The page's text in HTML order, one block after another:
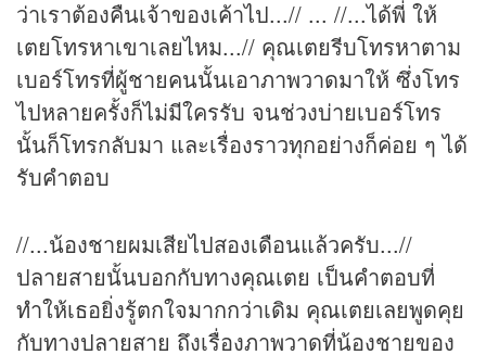
ว่าเราต้องคืนเจ้าของเค้าไป...// ... //...ได้พี่ ให้
เตยโทรหาเขาเลยไหม...// คุณเตยรีบโทรหาตาม
เบอร์โทรที่ผู้ชายคนนั้นเอาภาพวาดมาให้ ซึ่งโทร
ไปหลายครั้งก็ไม่มีใครรับ จนช่วงบ่ายเบอร์โทร
นั้นก็โทรกลับมา และเรื่องราวทุกอย่างก็ค่อย ๆ ได้
รับคำตอบ
//...น้องชายผมเสียไปสองเดือนแล้วครับ...//
ปลายสายนั้นบอกกับทางคุณเตย เป็นคำตอบที่
ทำให้เธอยิ่งรู้ตกใจมากกว่าเดิม คุณเตยเลยพูดคุย
กับทางปลายสาย ถึงเรื่องภาพวาดที่น้องชายของ